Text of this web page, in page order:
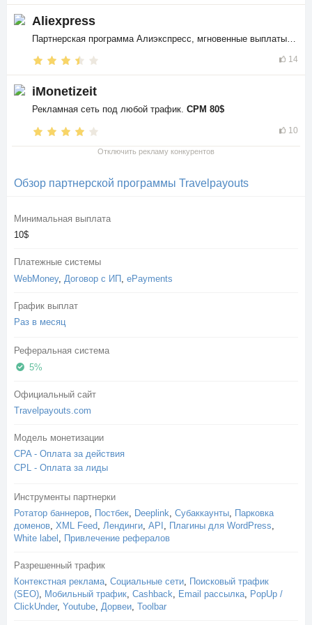
Aliexpress
14
iMonetizeit
Рекламная сеть под любой трафик. CPM 80$
10
Отключить рекламу конкурентов
Обзор партнерской программы Travelpayouts
Минимальная выплата
10$
Платежные системы
WebMoney, Договор с ИП ePayments
График выплат
Раз в месяц
Реферальная система
5%
Официальный сайт
Travelpayouts.com
Модель монетизации
CPA - Оплата за действия
CPL - Оплата за лиды
Инструменты партнерки
Ротатор баннеров, Постбек, Deeplink, Субаккаунты, Парковка
доменов, XML Feed, Лендинги, API , Плагины для WordPress,
White label , Привлечение рефералов
Разрешенный трафик
Контекстная реклама, Социальные сети, Поисковый трафик
(SEO), Мобильный трафик, Cashback, Email рассылка, PopUp /
ClickUnder, Youtube, Дорвеи, Toolbar